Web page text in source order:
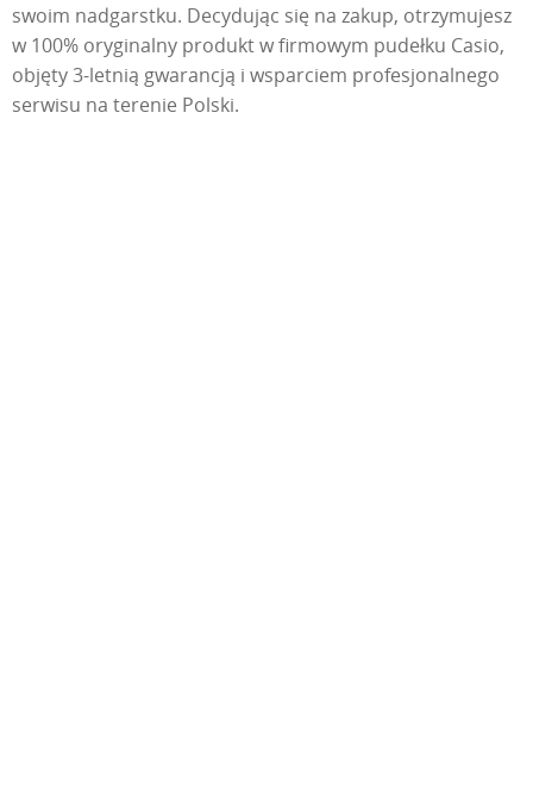
swoim nadgarstku. Decydując się na zakup, otrzymujesz
w 100% oryginalny produkt w firmowym pudełku Casio,
objęty 3-letnią gwarancją i wsparciem profesjonalnego
serwisu na terenie Polski.